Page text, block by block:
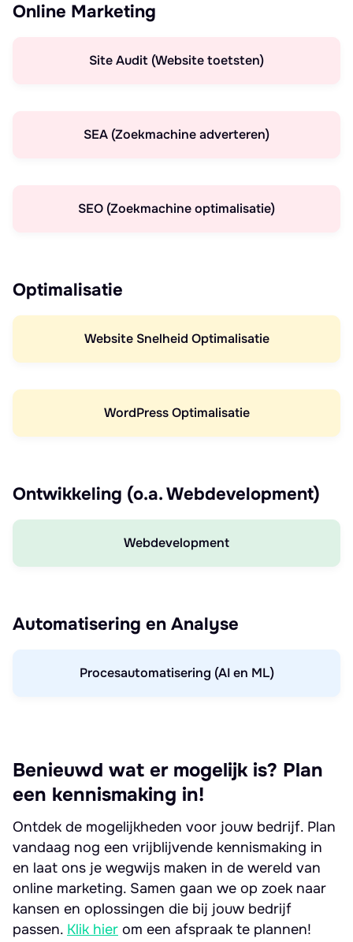
Online Marketing
Site Audit (Website toetsten)
SEA (Zoekmachine adverteren)
SEO (Zoekmachine optimalisatie)
Optimalisatie
Website Snelheid Optimalisatie
WordPress Optimalisatie
Ontwikkeling (o.a. Webdevelopment)
Webdevelopment
Automatisering en Analyse
Procesautomatisering (AI en ML)
Benieuwd wat er mogelijk is? Plan
een kennismaking in!
Ontdek de mogelijkheden voor jouw bedrijf. Plan
vandaag nog een vrijblijvende kennismaking in
en laat ons je wegwijs maken in de wereld van
online marketing. Samen gaan we op zoek naar
kansen en oplossingen die bij jouw bedrijf
passen. Klik hier om een afspraak te plannen!